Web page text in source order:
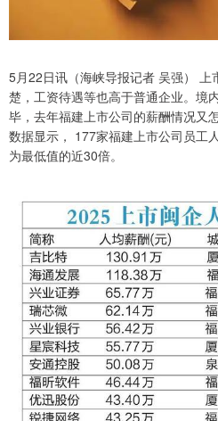
5月22日讯（海峡导报记者 吴强）
楚，工资待遇等也高于普通企业。境
毕，去年福建上市公司的薪酬情况又
数据显示， 177家福建上市公司员工
为最低值的近30倍。